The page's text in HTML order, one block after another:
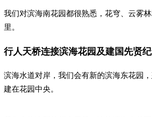
我们对滨海南花园都很熟悉，花穹、云雾
里。
行人天桥连接滨海花园及建国先贤
滨海水道对岸，我们会有新的滨海东花园
建在花园中央。